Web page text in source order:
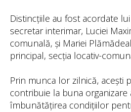
Distincțiile au fost acordate
secretar interimar, Luciei
comunală, și Mariei
principal, secția locativ-
Prin munca lor zilnică, acești
contribuie la buna organizare
îmbunătățirea condițiilor